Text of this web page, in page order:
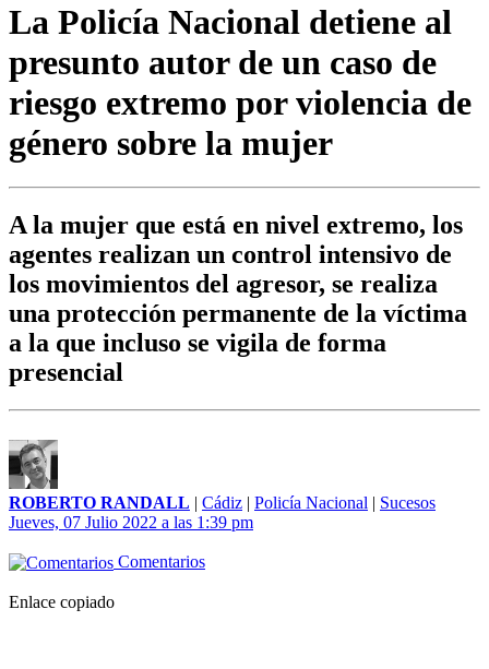
La Policía Nacional detiene al
presunto autor de un caso de
riesgo extremo por violencia de
género sobre la mujer
A la mujer que está en nivel extremo, los
agentes realizan un control intensivo de
los movimientos del agresor, se realiza
una protección permanente de la víctima
a la que incluso se vigila de forma
presencial
ROBERTO RANDALL | Cádiz | Policía Nacional | Sucesos
Jueves, 07 Julio 2022 a las 1:39 pm
Comentarios
Enlace copiado